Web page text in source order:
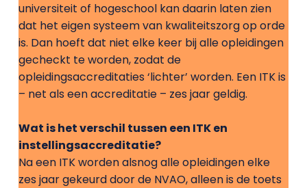
universiteit of hogeschool kan daarin laten zien
dat het eigen systeem van kwaliteitszorg op orde
is. Dan hoeft dat niet elke keer bij alle opleidingen
gecheckt te worden, zodat de
opleidingsaccreditaties ‘lichter’ worden. Een ITK is
– net als een accreditatie – zes jaar geldig.
Wat is het verschil tussen een ITK en
instellingsaccreditatie?
Na een ITK worden alsnog alle opleidingen elke
zes jaar gekeurd door de NVAO, alleen is de toets